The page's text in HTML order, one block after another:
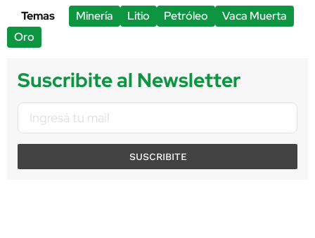
Temas Minería Litio Petróleo
Vaca Muerta
Oro
Suscribite al Newsletter
SUSCRIBITE